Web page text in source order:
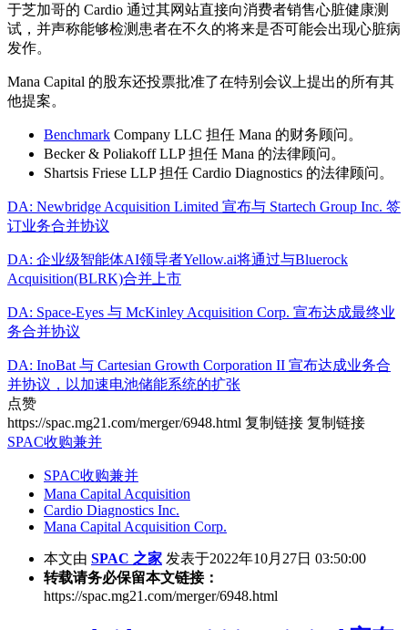
于芝加哥的 Cardio 通过其网站直接向消费​​者销售心脏健康测
试，并声称能够检测患者在不久的将来是否可能会出现心脏病
发作。
Mana Capital 的股东还投票批准了在特别会议上提出的所有其
他提案。
Benchmark Company LLC 担任 Mana 的财务顾问。
Becker & Poliakoff LLP 担任 Mana 的法律顾问。
Shartsis Friese LLP 担任 Cardio Diagnostics 的法律顾问。
DA: Newbridge Acquisition Limited 宣布与 Startech Group Inc. 签
订业务合并协议
DA: 企业级智能体AI领导者Yellow.ai将通过与Bluerock
Acquisition(BLRK)合并上市
DA: Space-Eyes 与 McKinley Acquisition Corp. 宣布达成最终业
务合并协议
DA: InoBat 与 Cartesian Growth Corporation II 宣布达成业务合
并协议，以加速电池储能系统的扩张
点赞
https://spac.mg21.com/merger/6948.html 复制链接 复制链接
SPAC收购兼并
SPAC收购兼并
Mana Capital Acquisition
Cardio Diagnostics Inc.
Mana Capital Acquisition Corp.
本文由 SPAC 之家 发表于2022年10月27日 03:50:00
转载请务必保留本文链接：
https://spac.mg21.com/merger/6948.html